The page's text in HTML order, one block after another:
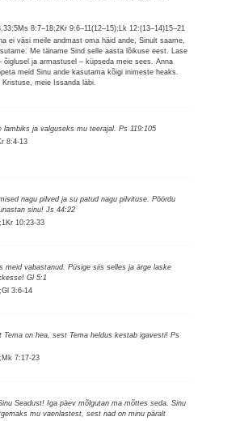
8:7–18;2Kr 9:6–11(12–15);Lk 12:(13–14)15–21
ei väsi meile andmast oma häid ande, Sinult saame,
Me täname Sind selle aasta lõikuse eest. Lase
õiglusel ja armastusel – küpseda meie sees. Anna
meid Sinu ande kasutama kõigi inimeste heaks.
Kristuse, meie Issanda läbi.
lambiks ja valguseks mu teerajal. Ps 119:105
8:4-13
nagu pilved ja su patud nagu pilvituse. Pöördu
sinu! Js 44:22
10:23-33
meid vabastanud. Püsige siis selles ja ärge laske
Gl 5:1
3:6-14
Tema on hea, sest Tema heldus kestab igavesti! Ps
7:17-23
Seadust! Iga päev mõlgutan ma mõttes seda. Sinu
mu vaenlastest, sest nad on minu päralt